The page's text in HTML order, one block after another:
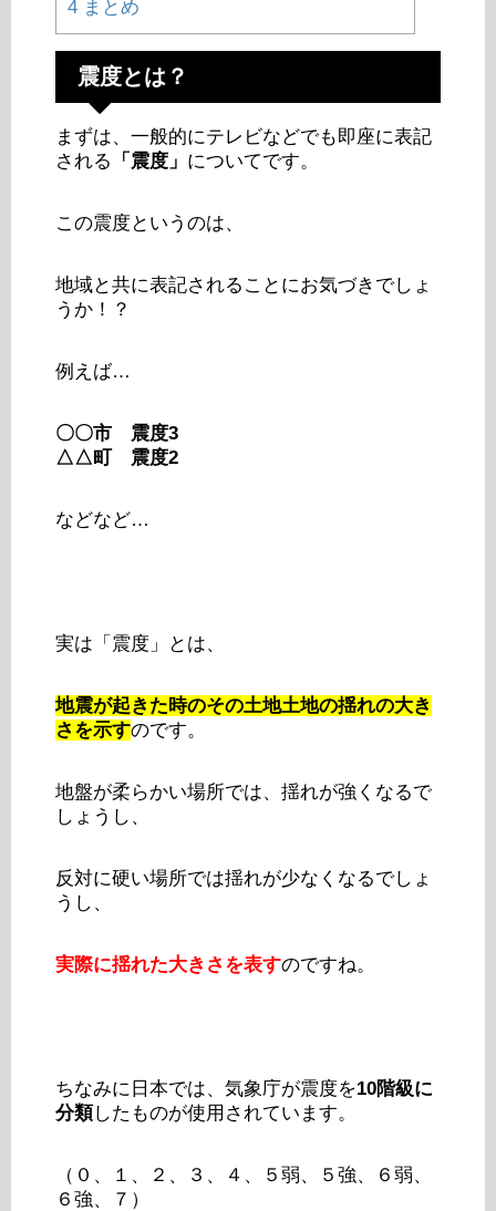
4 まとめ
震度とは？
まずは、一般的にテレビなどでも即座に表記
される
「震度」 についてです。
この震度というのは、
地域と共に表記されることにお気づきでしょ
うか！？
例えば…
〇〇市 震度3
△△町 震度2
などなど…
実は「震度」とは、
地震が起きた時のその土地土地の揺れの大き
さを示すのです。
地盤が柔らかい場所では、揺れが強くなるで
しょうし、
反対に硬い場所では揺れが少なくなるでしょ
うし、
実際に揺れた大きさを表すのですね。
ちなみに日本では、気象庁が震度を10階級に
分類したものが使用されています。
（０、１、２、３、４、５弱、５強、６弱、
６強、７）